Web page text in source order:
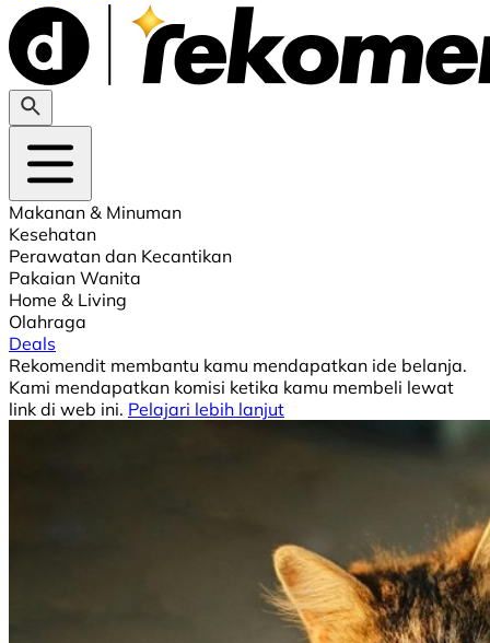
Makanan & Minuman
Kesehatan
Perawatan dan Kecantikan
Pakaian Wanita
Home & Living
Olahraga
Deals
Rekomendit membantu kamu mendapatkan ide belanja.
Kami mendapatkan komisi ketika kamu membeli lewat
link di web ini. Pelajari lebih lanjut